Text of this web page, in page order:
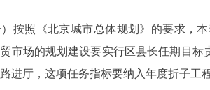
中介服务
按照《北京城市总体规划》的要求，
市场的规划建设要实行区县长任期目标
进厅，这项任务指标要纳入年度折子工